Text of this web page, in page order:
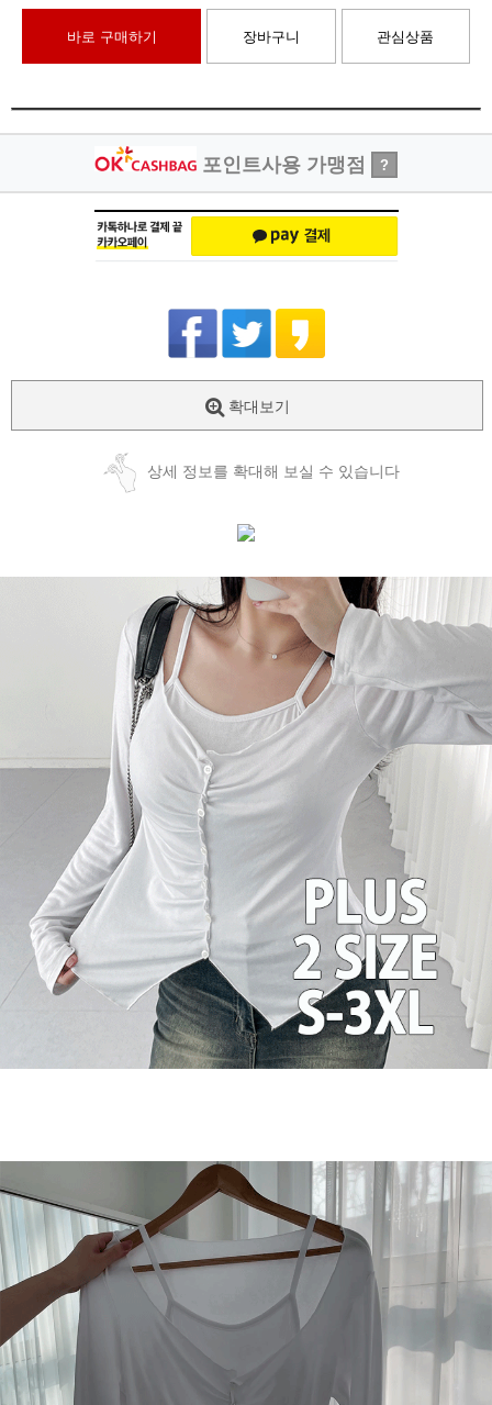
바로 구매하기 장바구니 관심상품
포인트사용 가맹점 ?
확대보기
상세 정보를 확대해 보실 수 있습니다